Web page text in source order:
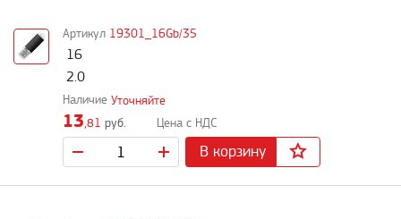
19301_16Gb/35
16
2.0
Уточняйте
13,81 руб.
В корзину